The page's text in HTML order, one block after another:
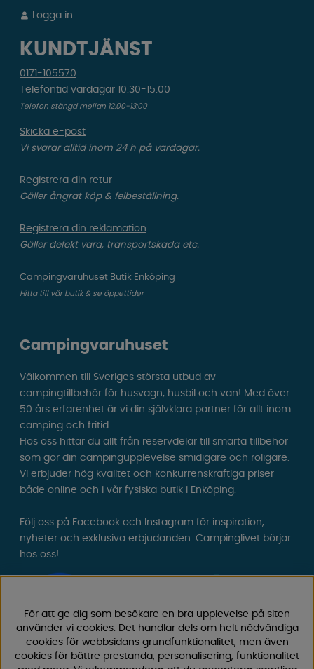
Logga in
KUNDTJÄNST
0171-105570
Telefontid vardagar 10:30-15:00
Telefon stängd mellan 12:00-13:00
Skicka e-post
Vi svarar alltid inom 24 h på vardagar.
Registrera din retur
Gäller ångrat köp & felbeställning.
Registrera din reklamation
Gäller defekt vara, transportskada etc.
Campingvaruhuset Butik Enköping
Hitta till vår butik & se öppettider
Campingvaruhuset
Välkommen till Sveriges största utbud av
campingtillbehör för husvagn, husbil och van! Med över
50 års erfarenhet är vi din självklara partner för allt inom
camping och fritid.
Hos oss hittar du allt från reservdelar till smarta tillbehör
som gör din campingupplevelse smidigare och roligare.
Vi erbjuder hög kvalitet och konkurrenskraftiga priser –
både online och i vår fysiska butik i Enköping.
Följ oss på Facebook och Instagram för inspiration,
nyheter och exklusiva erbjudanden. Campinglivet börjar
hos oss!
För att ge dig som besökare en bra upplevelse på siten
använder vi cookies. Det handlar dels om helt nödvändiga
cookies för webbsidans grundfunktionalitet, men även
cookies för bättre prestanda, personalisering, funktionalitet